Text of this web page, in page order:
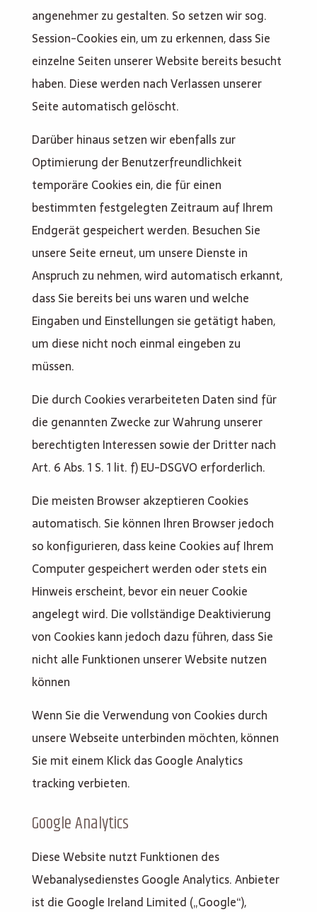
angenehmer zu gestalten. So setzen wir sog.
Session-Cookies ein, um zu erkennen, dass Sie
einzelne Seiten unserer Website bereits besucht
haben. Diese werden nach Verlassen unserer
Seite automatisch gelöscht.
Darüber hinaus setzen wir ebenfalls zur
Optimierung der Benutzerfreundlichkeit
temporäre Cookies ein, die für einen
bestimmten festgelegten Zeitraum auf Ihrem
Endgerät gespeichert werden. Besuchen Sie
unsere Seite erneut, um unsere Dienste in
Anspruch zu nehmen, wird automatisch erkannt,
dass Sie bereits bei uns waren und welche
Eingaben und Einstellungen sie getätigt haben,
um diese nicht noch einmal eingeben zu
müssen.
Die durch Cookies verarbeiteten Daten sind für
die genannten Zwecke zur Wahrung unserer
berechtigten Interessen sowie der Dritter nach
Art. 6 Abs. 1 S. 1 lit. f) EU-DSGVO erforderlich.
Die meisten Browser akzeptieren Cookies
automatisch. Sie können Ihren Browser jedoch
so konfigurieren, dass keine Cookies auf Ihrem
Computer gespeichert werden oder stets ein
Hinweis erscheint, bevor ein neuer Cookie
angelegt wird. Die vollständige Deaktivierung
von Cookies kann jedoch dazu führen, dass Sie
nicht alle Funktionen unserer Website nutzen
können
Wenn Sie die Verwendung von Cookies durch
unsere Webseite unterbinden möchten, können
Sie mit einem Klick das Google Analytics
tracking verbieten.
Google Analytics
Diese Website nutzt Funktionen des
Webanalysedienstes Google Analytics. Anbieter
ist die Google Ireland Limited („Google“),